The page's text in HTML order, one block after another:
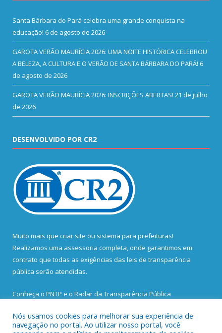
Santa Bárbara do Pará celebra uma grande conquista na
educação! 6 de agosto de 2026
GAROTA VERÃO MAURÍCIA 2026: UMA NOITE HISTÓRICA CELEBROU
A BELEZA, A CULTURA E O VERÃO DE SANTA BÁRBARA DO PARÁ! 6
de agosto de 2026
GAROTA VERÃO MAURÍCIA 2026: INSCRIÇÕES ABERTAS! 21 de julho
de 2026
DESENVOLVIDO POR CR2
Muito mais que criar site ou sistema para prefeituras!
Realizamos uma assessoria completa, onde garantimos em
contrato que todas as exigências das leis de transparência
pública serão atendidas.
Conheça o PNTP e o Radar da Transparência Pública
Nós usamos cookies para melhorar sua experiência de
navegação no portal. Ao utilizar nosso portal, você